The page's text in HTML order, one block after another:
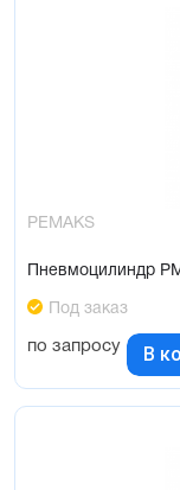
PEMAKS
Пневмоцилиндр
Под заказ
по запросу В